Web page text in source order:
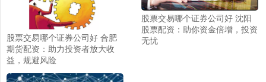
股票交易哪个证券公司好 合肥
期货配资：助力投资者放大收
益，规避风险
股票交易哪个证券公司好 沈阳
股票配资：助你资金倍增，投资
无忧